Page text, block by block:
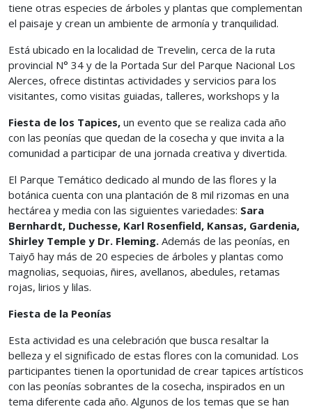
tiene otras especies de árboles y plantas que complementan
el paisaje y crean un ambiente de armonía y tranquilidad.
Está ubicado en la localidad de Trevelin, cerca de la ruta
provincial N° 34 y de la Portada Sur del Parque Nacional Los
Alerces, ofrece distintas actividades y servicios para los
visitantes, como visitas guiadas, talleres, workshops y la
Fiesta de los Tapices, un evento que se realiza cada año
con las peonías que quedan de la cosecha y que invita a la
comunidad a participar de una jornada creativa y divertida.
El Parque Temático dedicado al mundo de las flores y la
botánica cuenta con una plantación de 8 mil rizomas en una
hectárea y media con las siguientes variedades: Sara
Bernhardt, Duchesse, Karl Rosenfield, Kansas, Gardenia,
Shirley Temple y Dr. Fleming. Además de las peonías, en
Taiyō hay más de 20 especies de árboles y plantas como
magnolias, sequoias, ñires, avellanos, abedules, retamas
rojas, lirios y lilas.
Fiesta de la Peonías
Esta actividad es una celebración que busca resaltar la
belleza y el significado de estas flores con la comunidad. Los
participantes tienen la oportunidad de crear tapices artísticos
con las peonías sobrantes de la cosecha, inspirados en un
tema diferente cada año. Algunos de los temas que se han